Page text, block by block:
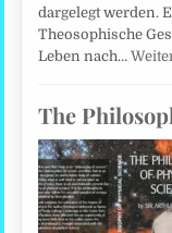
dargelegt werden.
Theosophische
Leben nach…
The